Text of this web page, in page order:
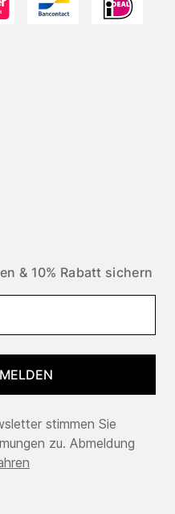
& 10% Rabatt sichern
stimmen Sie
zu. Abmeldung